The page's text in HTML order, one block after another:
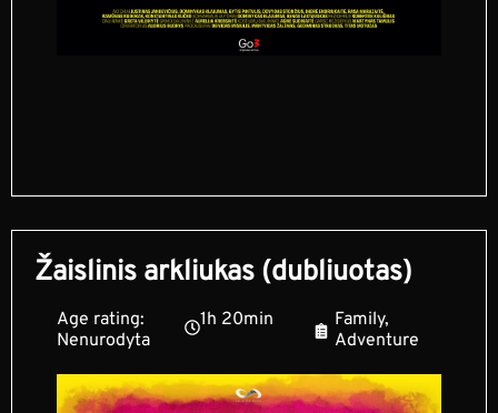
Žaislinis arkliukas (dubliuotas)
Age rating:
Nenurodyta
1h 20min
Family,
Adventure